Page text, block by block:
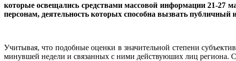
которые освещались средствами массовой информации 21-27
персонам, деятельность которых способна вызвать публичный
Учитывая, что подобные оценки в значительной степени
минувшей недели и связанных с ними действуюших лиц региона.